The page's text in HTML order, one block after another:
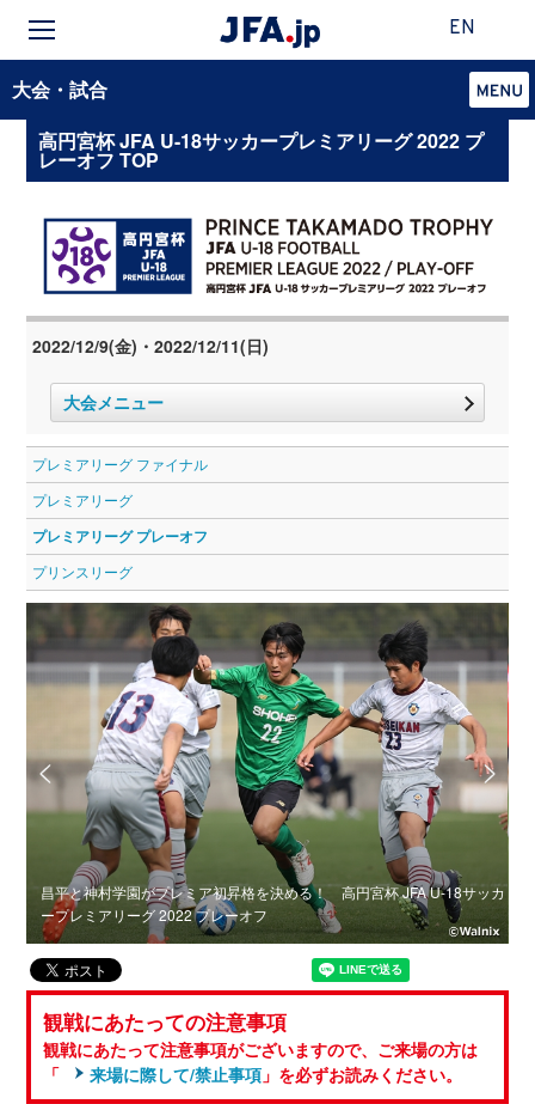
EN
大会・試合
高円宮杯 JFA U-18サッカープレミアリーグ 2022 プ
レーオフ TOP
2022/12/9(金)・2022/12/11(日)
大会メニュー
プレミアリーグ ファイナル
プレミアリーグ
プレミアリーグ プレーオフ
プリンスリーグ
昌平と神村学園がプレミア初昇格を決める！ 高円宮杯 JFA U-18サッカ
ープレミアリーグ 2022 プレーオフ
観戦にあたっての注意事項
観戦にあたって注意事項がございますので、ご来場の方は
「
来場に際して/禁止事項 」を必ずお読みください。